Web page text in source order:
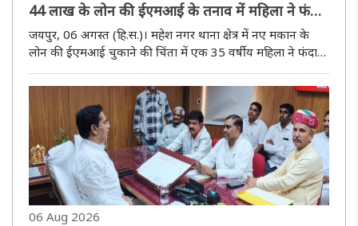
44 लाख के लोन की ईएमआई के तनाव में महिला ने फंदा
लगाकर की खुदकुशी
जयपुर, 06 अगस्त (हि.स.)। महेश नगर थाना क्षेत्र में नए मकान के
लोन की ईएमआई चुकाने की चिंता में एक 35 वर्षीय महिला ने फंदा
लगाकर आत्महत्या कर ली। मृतका मनीषा के नाम पर परिवार ने हाल
ही में 44 लाख रुपये का लोन लेकर 49 लाख रुपये में 86 गज का
मकान खरीद..
06 Aug 2026